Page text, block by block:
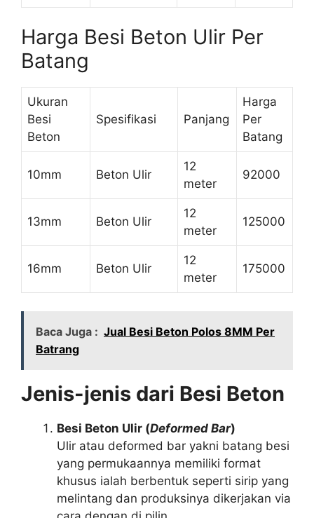
Harga Besi Beton Ulir Per
Batang
Ukuran
Besi
Beton
Spesifikasi Panjang
Harga
Per
Batang
10mm Beton Ulir
12
meter
92000
13mm Beton Ulir
12
meter
125000
16mm Beton Ulir
12
meter
175000
Baca Juga : Jual Besi Beton Polos 8MM Per
Batrang
Jenis-jenis dari Besi Beton
Besi Beton Ulir (Deformed Bar)
Ulir atau deformed bar yakni batang besi
yang permukaannya memiliki format
khusus ialah berbentuk seperti sirip yang
melintang dan produksinya dikerjakan via